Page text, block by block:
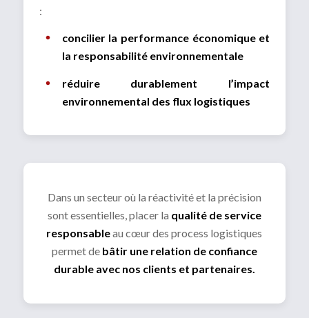
:
concilier la performance économique et
la responsabilité environnementale
réduire durablement l’impact
environnemental des flux logistiques
Dans un secteur où la réactivité et la précision
sont essentielles, placer la qualité de service
responsableau cœur des process logistiques
permet de bâtir une relation de confiance
durable avec nos clients et partenaires.